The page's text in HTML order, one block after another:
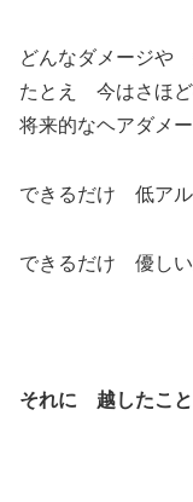
どんなダメージや
たとえ 今はさほど
将来的なヘアダメ
できるだけ 低ア
できるだけ 優しい
それに 越したこと